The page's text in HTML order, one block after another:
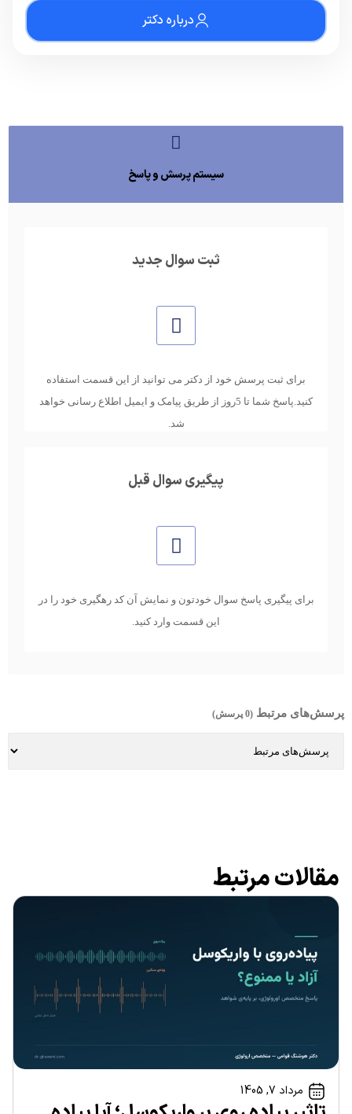
درباره دکتر
سیستم پرسش و پاسخ
ثبت سوال جدید
برای ثبت پرسش خود از دکتر می توانید از این قسمت استفاده
کنید.پاسخ شما تا 5روز از طریق پیامک و ایمیل اطلاع رسانی خواهد
شد.
پیگیری سوال قبل
برای پیگیری پاسخ سوال خودتون و نمایش آن کد رهگیری خود را در
این قسمت وارد کنید.
پرسش‌های مرتبط (0 پرسش)
مقالات مرتبط
مرداد 7, 1405